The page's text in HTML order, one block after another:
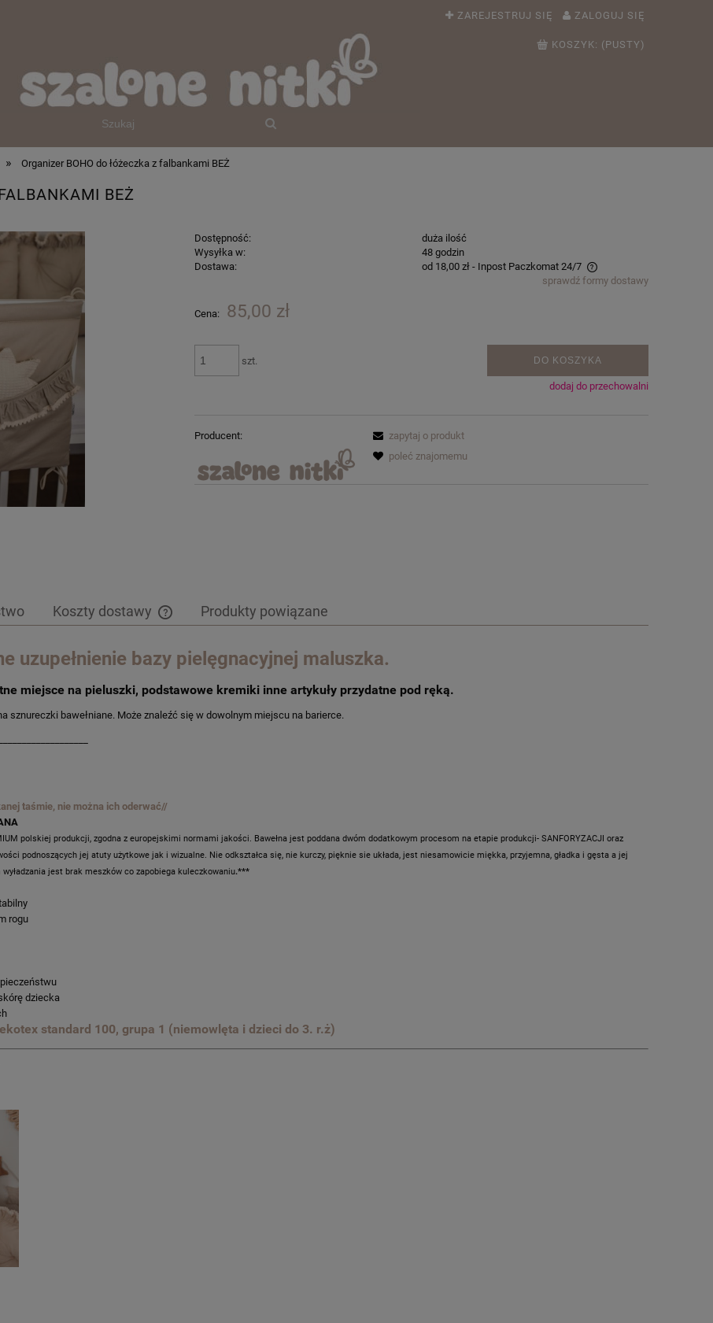
ZAREJESTRUJ SIĘ ZALOGUJ SIĘ
KOSZYK: (PUSTY)
» Organizer BOHO do łóżeczka z falbankami BEŻ
BEŻ
Dostępność:
duża ilość
Wysyłka w:
48 godzin
Dostawa:
od 18,00 zł - Inpost Paczkomat 24/7
sprawdź formy dostawy
Cena: 85,00 zł
szt. DO KOSZYKA
dodaj do przechowalni
Producent:
zapytaj o produkt
poleć znajomemu
Koszty dostawy
Cena nie zawiera ewentualnych kosztów
płatności
Produkty powiązane
uzupełnienie bazy pielęgnacyjnej maluszka.
miejsce na pieluszki, podstawowe kremiki inne artykuły przydatne pod ręką.
sznureczki bawełniane. Może znaleźć się w dowolnym miejscu na barierce.
taśmie, nie można ich oderwać//
polskiej produkcji, zgodna z europejskimi normami jakości. Bawełna jest poddana dwóm dodatkowym procesom na etapie produkcji- SANFORYZACJI oraz
podnoszących jej atuty użytkowe jak i wizualne. Nie odkształca się, nie kurczy, pięknie sie układa, jest niesamowicie miękka, przyjemna, gładka i gęsta a jej
jest brak meszków co zapobiega kuleczkowaniu.***
rogu
dziecka
standard 100, grupa 1 (niemowlęta i dzieci do 3. r.ż)